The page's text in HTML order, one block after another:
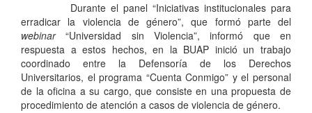
Durante el panel “Iniciativas institucionales para
erradicar la violencia de género”, que formó parte del
webinar“Universidad sin Violencia”, informó que en
respuesta a estos hechos, en la BUAP inició un trabajo
coordinado entre la Defensoría de los Derechos
Universitarios, el programa “Cuenta Conmigo” y el personal
de la oficina a su cargo, que consiste en una propuesta de
procedimiento de atención a casos de violencia de género.